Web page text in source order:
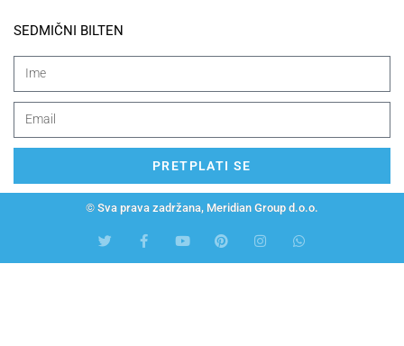
SEDMIČNI BILTEN
PRETPLATI SE
© Sva prava zadržana, Meridian Group d.o.o.